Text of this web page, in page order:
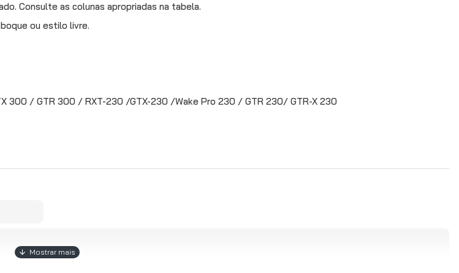
Consulte as colunas apropriadas na tabela.
ou estilo livre.
300 / GTR 300 / RXT-230 /GTX-230 /Wake Pro 230 / GTR 230/ GTR-X 230